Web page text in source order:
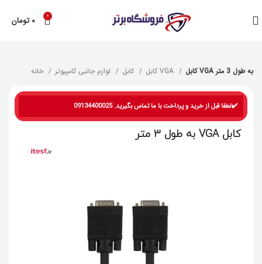
0 ۰ تومان
کابل کابل VGA کابل VGA به طول 3 متر
✔️لطفا قبل از خرید و پرداخت با ما تماس بگیرید. 09134400025
کابل VGA به طول 3 متر